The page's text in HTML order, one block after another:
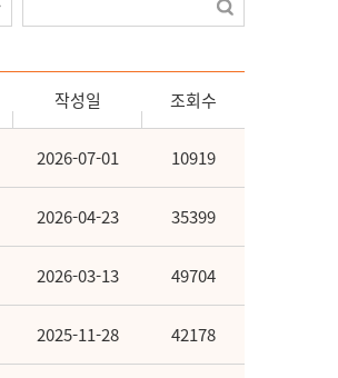
작성일 조회수
2026-07-01 10919
2026-04-23 35399
2026-03-13 49704
2025-11-28 42178